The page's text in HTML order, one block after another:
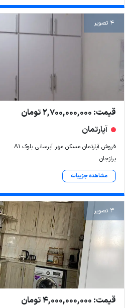
4 تصویر
قیمت: 2,700,000,000 تومان
آپارتمان
فروش آپارتمان مسکن مهر آبرسانی بلوک A1
برازجان
مشاهده جزییات
3 تصویر
قیمت: 4,000,000,000 تومان